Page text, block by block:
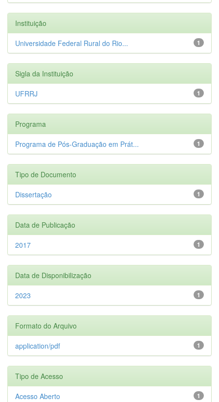
Instituição
1
Universidade Federal Rural do Rio...
Sigla da Instituição
1
UFRRJ
Programa
1
Programa de Pós-Graduação em Prát...
Tipo de Documento
1
Dissertação
Data de Publicação
1
2017
Data de Disponibilização
1
2023
Formato do Arquivo
1
application/pdf
Tipo de Acesso
1
Acesso Aberto